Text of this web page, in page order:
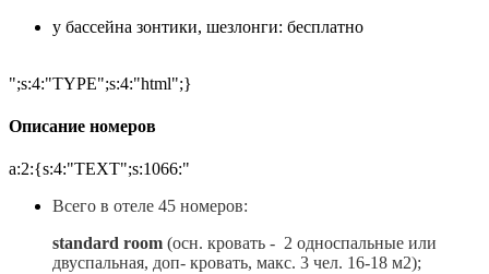
у бассейна зонтики, шезлонги: бесплатно
";s:4:"TYPE";s:4:"html";}
Описание номеров
a:2:{s:4:"TEXT";s:1066:"
Всего в отеле 45 номеров:
standard room (осн. кровать - 2 односпальные или
двуспальная, доп- кровать, макс. 3 чел. 16-18 м2);